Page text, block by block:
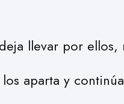
llevar por ellos,
aparta y